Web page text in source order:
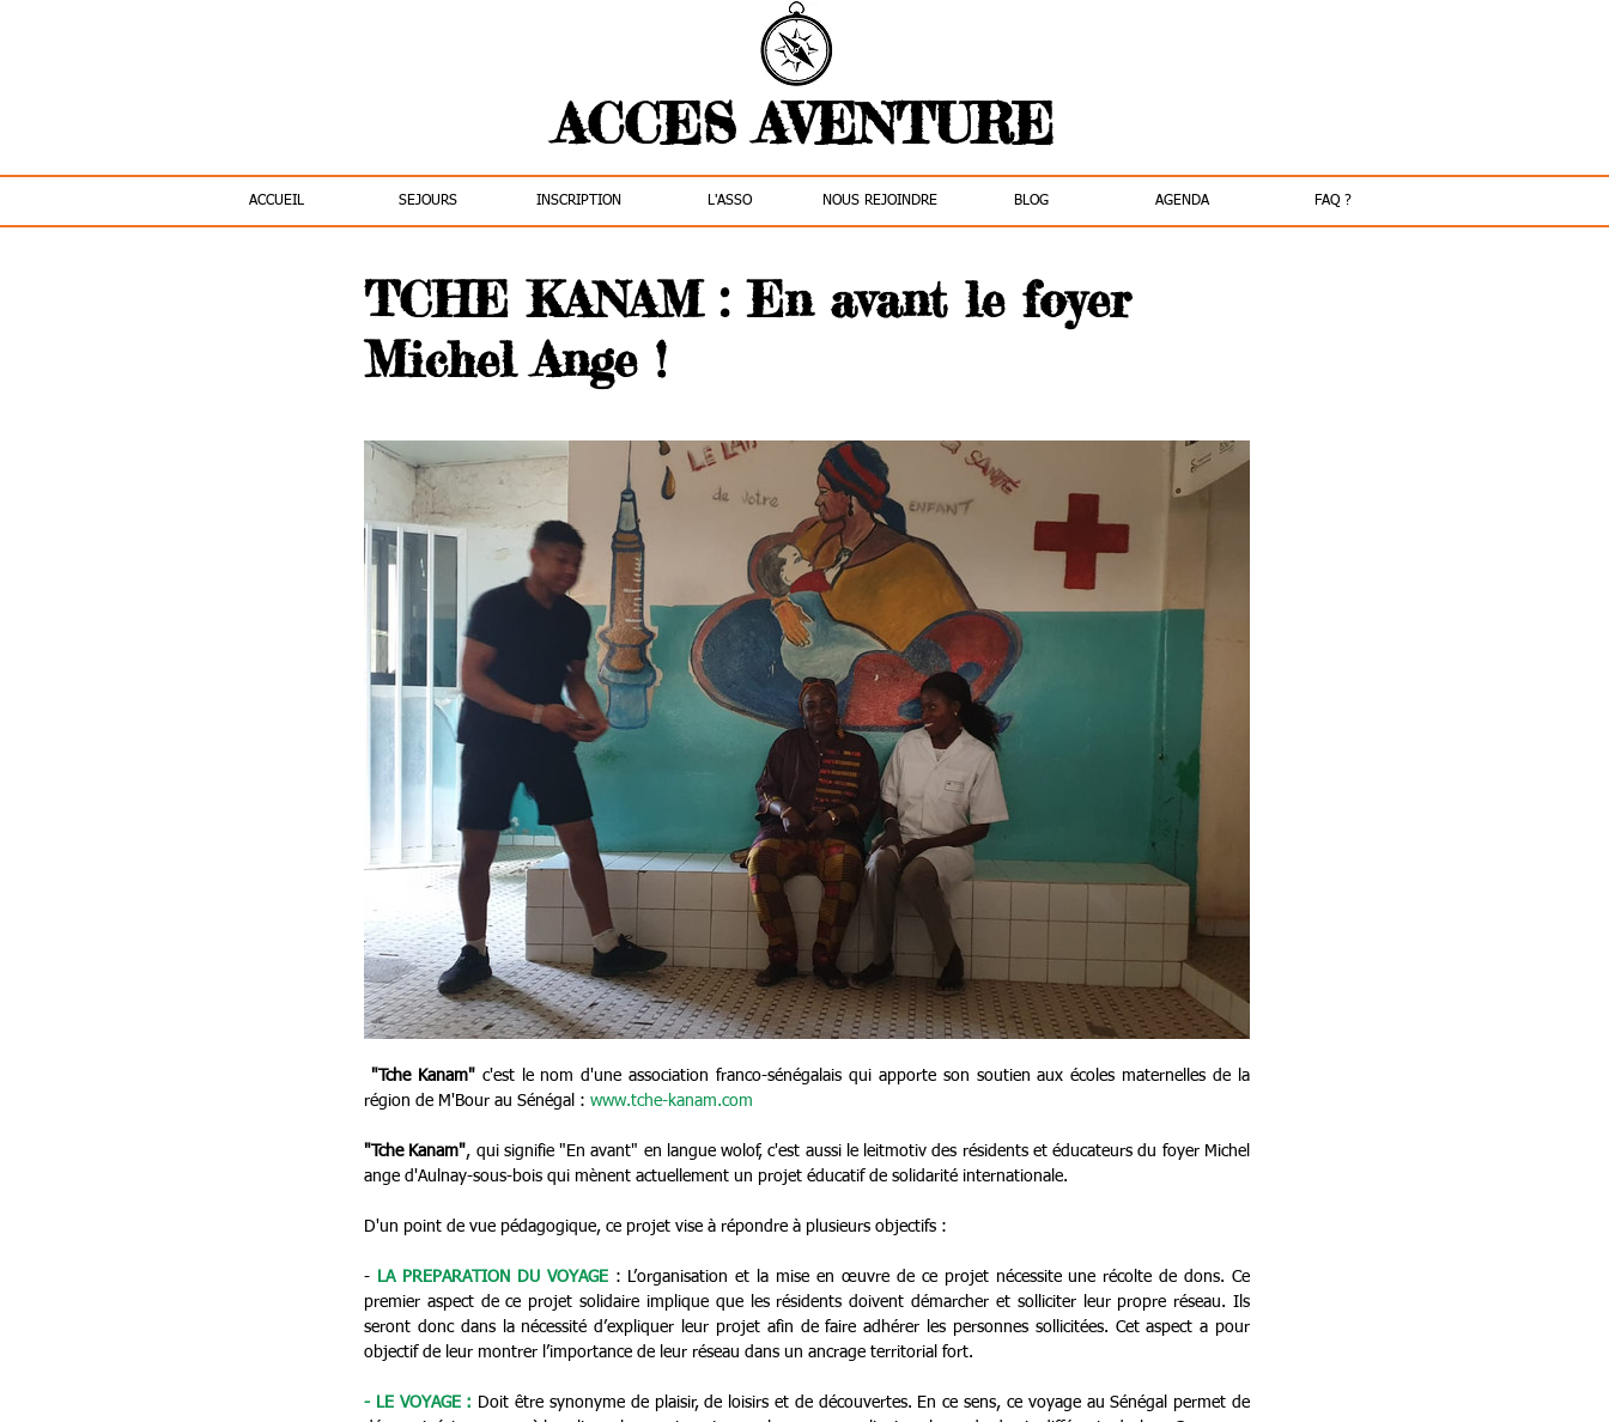
ACCES AVENTURE
ACCUEIL SEJOURS INSCRIPTION L'ASSO NOUS REJOINDRE BLOG AGENDA FAQ ?
TCHE KANAM : En avant le foyer
Michel Ange !
"Tche Kanam" c'est le nom d'une association franco-sénégalais qui apporte son soutien aux écoles maternelles de la
région de M'Bour au Sénégal : www.tche-kanam.com
"Tche Kanam", qui signifie "En avant" en langue wolof, c'est aussi le leitmotiv des résidents et éducateurs du foyer Michel
ange d'Aulnay-sous-bois qui mènent actuellement un projet éducatif de solidarité internationale.
D'un point de vue pédagogique, ce projet vise à répondre à plusieurs objectifs :
- LA PREPARATION DU VOYAGE : L’organisation et la mise en œuvre de ce projet nécessite une récolte de dons. Ce
premier aspect de ce projet solidaire implique que les résidents doivent démarcher et solliciter leur propre réseau. Ils
seront donc dans la nécessité d’expliquer leur projet afin de faire adhérer les personnes sollicitées. Cet aspect a pour
objectif de leur montrer l’importance de leur réseau dans un ancrage territorial fort.
- LE VOYAGE : Doit être synonyme de plaisir, de loisirs et de découvertes. En ce sens, ce voyage au Sénégal permet de